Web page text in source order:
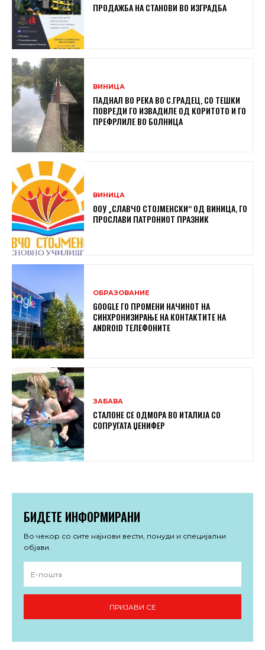
ПРОДАЖБА НА СТАНОВИ ВО ИЗГРАДБА
ВИНИЦА
ПАДНАЛ ВО РЕКА ВО С.ГРАДЕЦ, СО ТЕШКИ
ПОВРЕДИ ГО ИЗВАДИЛЕ ОД КОРИТОТО И ГО
ПРЕФРЛИЛЕ ВО БОЛНИЦА
ВИНИЦА
ООУ „СЛАВЧО СТОЈМЕНСКИ“ ОД ВИНИЦА, ГО
ПРОСЛАВИ ПАТРОНИОТ ПРАЗНИК
ОБРАЗОВАНИЕ
GOOGLE ГО ПРОМЕНИ НАЧИНОТ НА
СИНХРОНИЗИРАЊЕ НА КОНТАКТИТЕ НА
ANDROID ТЕЛЕФОНИТЕ
ЗАБАВА
СТАЛОНЕ СЕ ОДМОРА ВО ИТАЛИЈА СО
СОПРУГАТА ЏЕНИФЕР
БИДЕТЕ ИНФОРМИРАНИ
Во чекор со сите најнови вести, понуди и специјални
објави.
ПРИЈАВИ СЕ